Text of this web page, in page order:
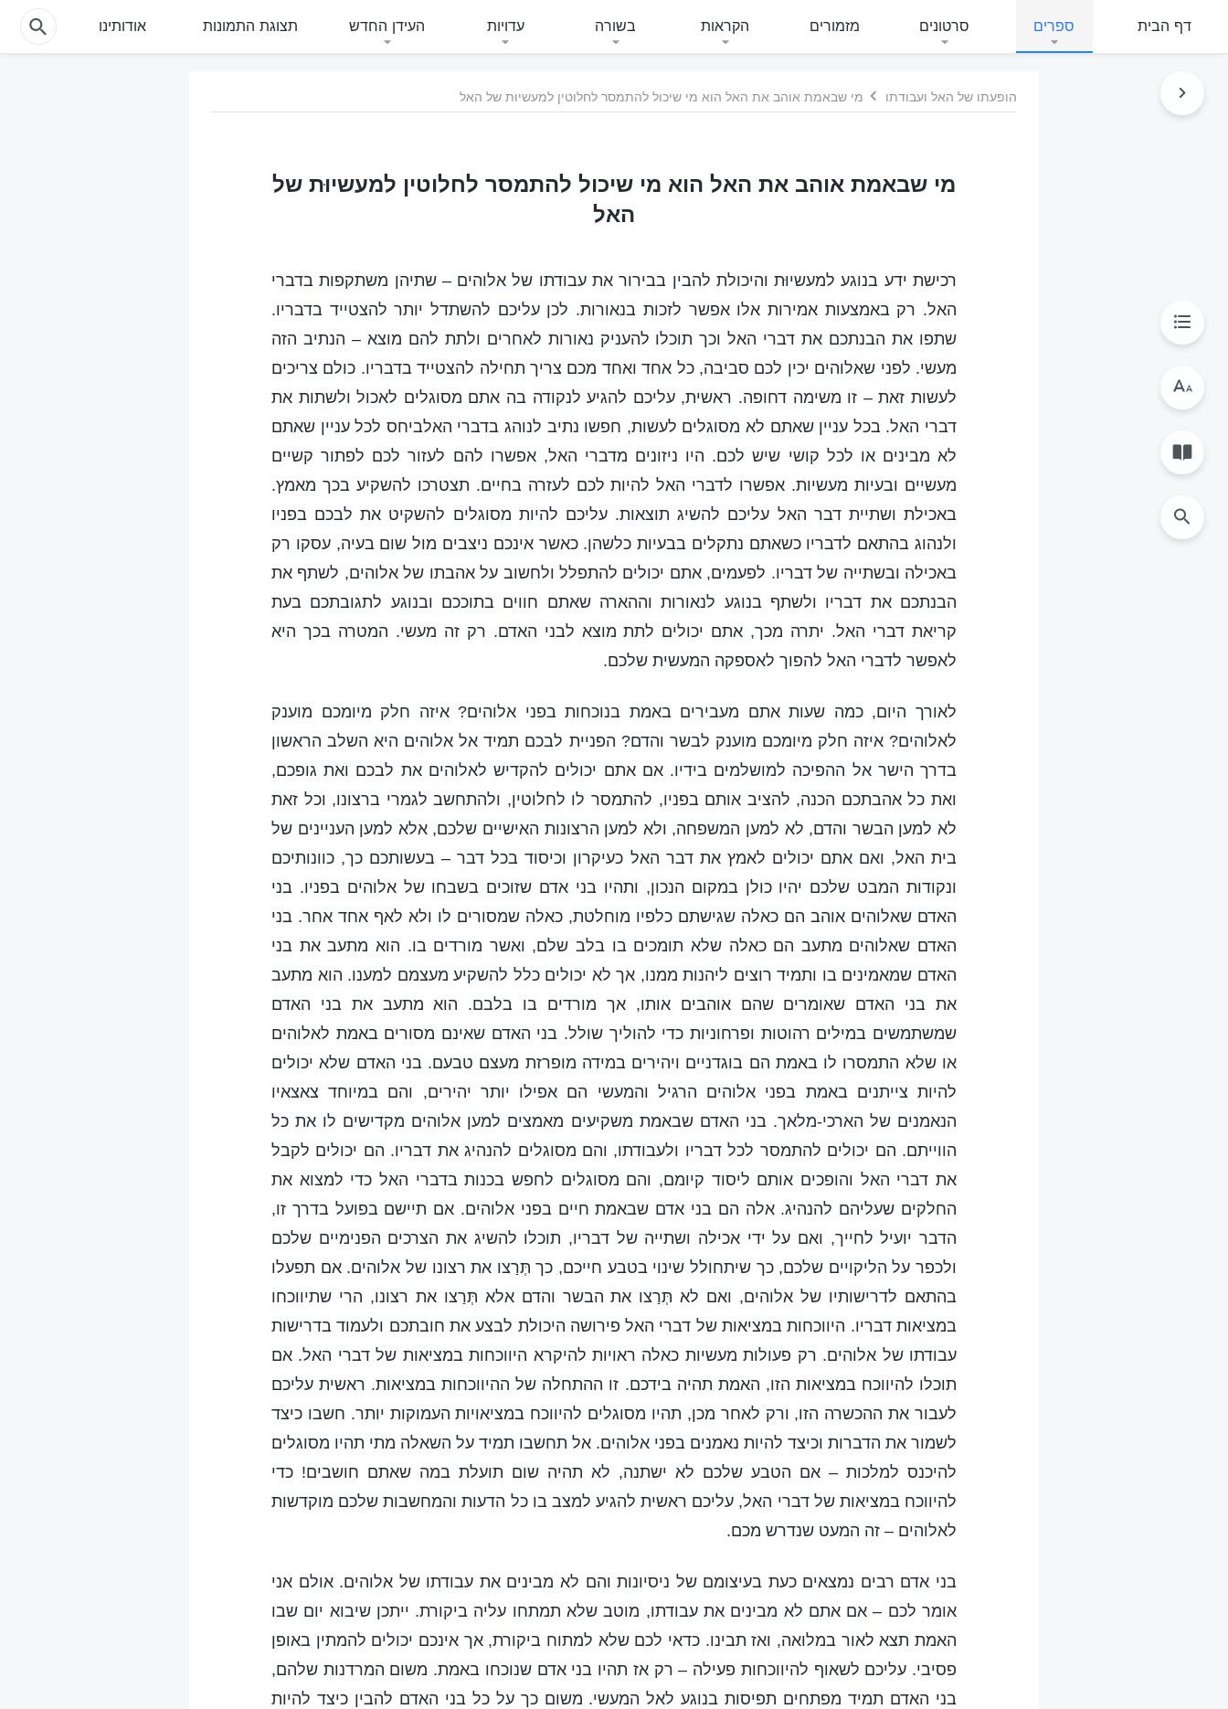
דף הבית ספרים סרטונים מזמורים הקראות בשורה עדויות העידן החדש תצוגת התמונות אודותינו
הופעתו של האל ועבודתו מי שבאמת אוהב את האל הוא מי שיכול להתמסר לחלוטין למעשיוּת של האל
מי שבאמת אוהב את האל הוא מי שיכול להתמסר לחלוטין למעשיוּת של
האל
רכישת ידע בנוגע למעשיוּת והיכולת להבין בבירור את עבודתו של אלוהים – שתיהן משתקפות בדברי
האל. רק באמצעות אמירות אלו אפשר לזכות בנאורות. לכן עליכם להשתדל יותר להצטייד בדבריו.
שתפו את הבנתכם את דברי האל וכך תוכלו להעניק נאורות לאחרים ולתת להם מוצא – הנתיב הזה
מעשי. לפני שאלוהים יכין לכם סביבה, כל אחד ואחד מכם צריך תחילה להצטייד בדבריו. כולם צריכים
לעשות זאת – זו משימה דחופה. ראשית, עליכם להגיע לנקודה בה אתם מסוגלים לאכול ולשתות את
דברי האל. בכל עניין שאתם לא מסוגלים לעשות, חפשו נתיב לנוהג בדברי האלביחס לכל עניין שאתם
לא מבינים או לכל קושי שיש לכם. היו ניזונים מדברי האל, אפשרו להם לעזור לכם לפתור קשיים
מעשיים ובעיות מעשיות. אפשרו לדברי האל להיות לכם לעזרה בחיים. תצטרכו להשקיע בכך מאמץ.
באכילת ושתיית דבר האל עליכם להשיג תוצאות. עליכם להיות מסוגלים להשקיט את לבכם בפניו
ולנהוג בהתאם לדבריו כשאתם נתקלים בבעיות כלשהן. כאשר אינכם ניצבים מול שום בעיה, עסקו רק
באכילה ובשתייה של דבריו. לפעמים, אתם יכולים להתפלל ולחשוב על אהבתו של אלוהים, לשתף את
הבנתכם את דבריו ולשתף בנוגע לנאורות וההארה שאתם חווים בתוככם ובנוגע לתגובתכם בעת
קריאת דברי האל. יתרה מכך, אתם יכולים לתת מוצא לבני האדם. רק זה מעשי. המטרה בכך היא
לאפשר לדברי האל להפוך לאספקה המעשית שלכם.
לאורך היום, כמה שעות אתם מעבירים באמת בנוכחות בפני אלוהים? איזה חלק מיומכם מוענק
לאלוהים? איזה חלק מיומכם מוענק לבשר והדם? הפניית לבכם תמיד אל אלוהים היא השלב הראשון
בדרך הישר אל ההפיכה למושלמים בידיו. אם אתם יכולים להקדיש לאלוהים את לבכם ואת גופכם,
ואת כל אהבתכם הכנה, להציב אותם בפניו, להתמסר לו לחלוטין, ולהתחשב לגמרי ברצונו, וכל זאת
לא למען הבשר והדם, לא למען המשפחה, ולא למען הרצונות האישיים שלכם, אלא למען העניינים של
בית האל, ואם אתם יכולים לאמץ את דבר האל כעיקרון וכיסוד בכל דבר – בעשותכם כך, כוונותיכם
ונקודות המבט שלכם יהיו כולן במקום הנכון, ותהיו בני אדם שזוכים בשבחו של אלוהים בפניו. בני
האדם שאלוהים אוהב הם כאלה שגישתם כלפיו מוחלטת, כאלה שמסורים לו ולא לאף אחד אחר. בני
האדם שאלוהים מתעב הם כאלה שלא תומכים בו בלב שלם, ואשר מורדים בו. הוא מתעב את בני
האדם שמאמינים בו ותמיד רוצים ליהנות ממנו, אך לא יכולים כלל להשקיע מעצמם למענו. הוא מתעב
את בני האדם שאומרים שהם אוהבים אותו, אך מורדים בו בלבם. הוא מתעב את בני האדם
שמשתמשים במילים רהוטות ופרחוניות כדי להוליך שולל. בני האדם שאינם מסורים באמת לאלוהים
או שלא התמסרו לו באמת הם בוגדניים ויהירים במידה מופרזת מעצם טבעם. בני האדם שלא יכולים
להיות צייתנים באמת בפני אלוהים הרגיל והמעשי הם אפילו יותר יהירים, והם במיוחד צאצאיו
הנאמנים של הארכי-מלאך. בני האדם שבאמת משקיעים מאמצים למען אלוהים מקדישים לו את כל
הווייתם. הם יכולים להתמסר לכל דבריו ולעבודתו, והם מסוגלים להנהיג את דבריו. הם יכולים לקבל
את דברי האל והופכים אותם ליסוד קיומם, והם מסוגלים לחפש בכנות בדברי האל כדי למצוא את
החלקים שעליהם להנהיג. אלה הם בני אדם שבאמת חיים בפני אלוהים. אם תיישם בפועל בדרך זו,
הדבר יועיל לחייך, ואם על ידי אכילה ושתייה של דבריו, תוכלו להשיג את הצרכים הפנימיים שלכם
ולכפר על הליקויים שלכם, כך שיתחולל שינוי בטבע חייכם, כך תְּרַצו את רצונו של אלוהים. אם תפעלו
בהתאם לדרישותיו של אלוהים, ואם לא תְּרַצו את הבשר והדם אלא תְּרַצו את רצונו, הרי שתיווכחו
במציאות דבריו. היווכחות במציאות של דברי האל פירושה היכולת לבצע את חובתכם ולעמוד בדרישות
עבודתו של אלוהים. רק פעולות מעשיות כאלה ראויות להיקרא היווכחות במציאות של דברי האל. אם
תוכלו להיווכח במציאות הזו, האמת תהיה בידכם. זו ההתחלה של ההיווכחות במציאות. ראשית עליכם
לעבור את ההכשרה הזו, ורק לאחר מכן, תהיו מסוגלים להיווכח במציאויות העמוקות יותר. חשבו כיצד
לשמור את הדברות וכיצד להיות נאמנים בפני אלוהים. אל תחשבו תמיד על השאלה מתי תהיו מסוגלים
להיכנס למלכות – אם הטבע שלכם לא ישתנה, לא תהיה שום תועלת במה שאתם חושבים! כדי
להיווכח במציאות של דברי האל, עליכם ראשית להגיע למצב בו כל הדעות והמחשבות שלכם מוקדשות
לאלוהים – זה המעט שנדרש מכם.
בני אדם רבים נמצאים כעת בעיצומם של ניסיונות והם לא מבינים את עבודתו של אלוהים. אולם אני
אומר לכם – אם אתם לא מבינים את עבודתו, מוטב שלא תמתחו עליה ביקורת. ייתכן שיבוא יום שבו
האמת תצא לאור במלואה, ואז תבינו. כדאי לכם שלא למתוח ביקורת, אך אינכם יכולים להמתין באופן
פסיבי. עליכם לשאוף להיווכחות פעילה – רק אז תהיו בני אדם שנוכחו באמת. משום המרדנות שלהם,
בני האדם תמיד מפתחים תפיסות בנוגע לאל המעשי. משום כך על כל בני האדם להבין כיצד להיות